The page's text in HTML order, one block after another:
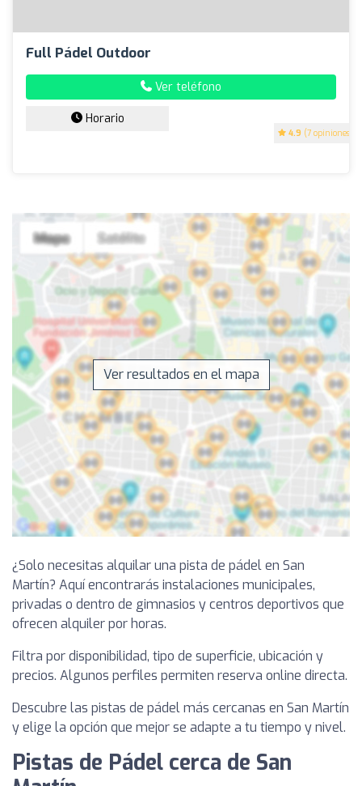
Full Pádel Outdoor
4.9 (7 opiniones)
Ver teléfono
Horario
Ver resultados en el mapa
¿Solo necesitas alquilar una pista de pádel en San
Martín? Aquí encontrarás instalaciones municipales,
privadas o dentro de gimnasios y centros deportivos que
ofrecen alquiler por horas.
Filtra por disponibilidad, tipo de superficie, ubicación y
precios. Algunos perfiles permiten reserva online directa.
Descubre las pistas de pádel más cercanas en San Martín
y elige la opción que mejor se adapte a tu tiempo y nivel.
Pistas de Pádel cerca de San